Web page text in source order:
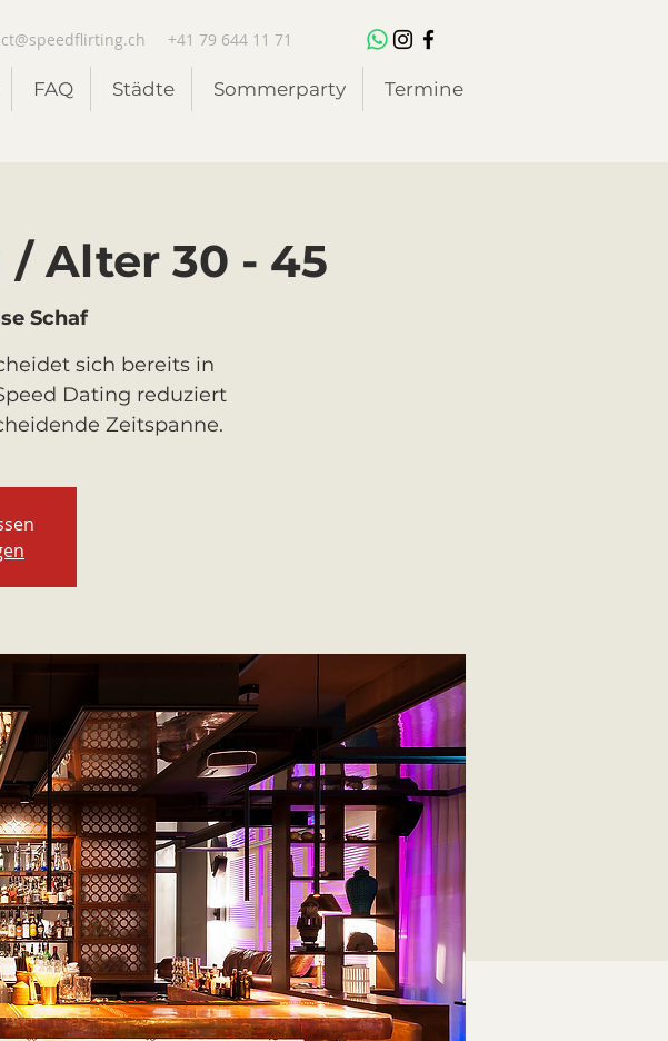
+41 79 644 11 71
FAQ Städte Sommerparty Termine
Alter 30 - 45
Schaf
sich bereits in
Dating reduziert
Zeitspanne.